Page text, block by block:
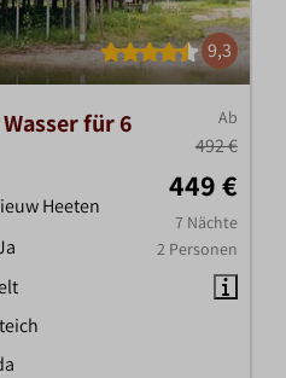
9,3
Ab
492 €
449 €
7 Nächte
2 Personen
für 6
Heeten